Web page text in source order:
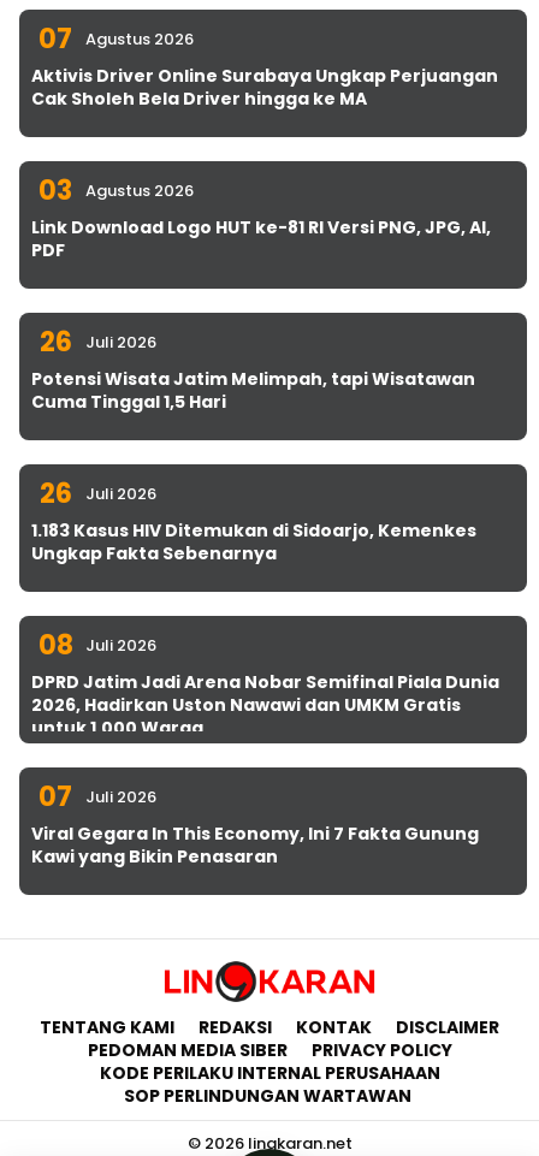
07 Agustus 2026
Aktivis Driver Online Surabaya Ungkap Perjuangan
Cak Sholeh Bela Driver hingga ke MA
03 Agustus 2026
Link Download Logo HUT ke-81 RI Versi PNG, JPG, AI,
PDF
26 Juli 2026
Potensi Wisata Jatim Melimpah, tapi Wisatawan
Cuma Tinggal 1,5 Hari
26 Juli 2026
1.183 Kasus HIV Ditemukan di Sidoarjo, Kemenkes
Ungkap Fakta Sebenarnya
08 Juli 2026
DPRD Jatim Jadi Arena Nobar Semifinal Piala Dunia
2026, Hadirkan Uston Nawawi dan UMKM Gratis
untuk 1.000 Warga
07 Juli 2026
Viral Gegara In This Economy, Ini 7 Fakta Gunung
Kawi yang Bikin Penasaran
TENTANG KAMI REDAKSI KONTAK
DISCLAIMER
PEDOMAN MEDIA SIBER
PRIVACY POLICY
KODE PERILAKU INTERNAL PERUSAHAAN
SOP PERLINDUNGAN WARTAWAN
© 2026 lingkaran.net